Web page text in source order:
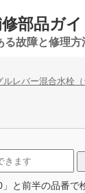
部品ガイ
る故障と修理方
ルレバー混合水栓（
と前半の品番で